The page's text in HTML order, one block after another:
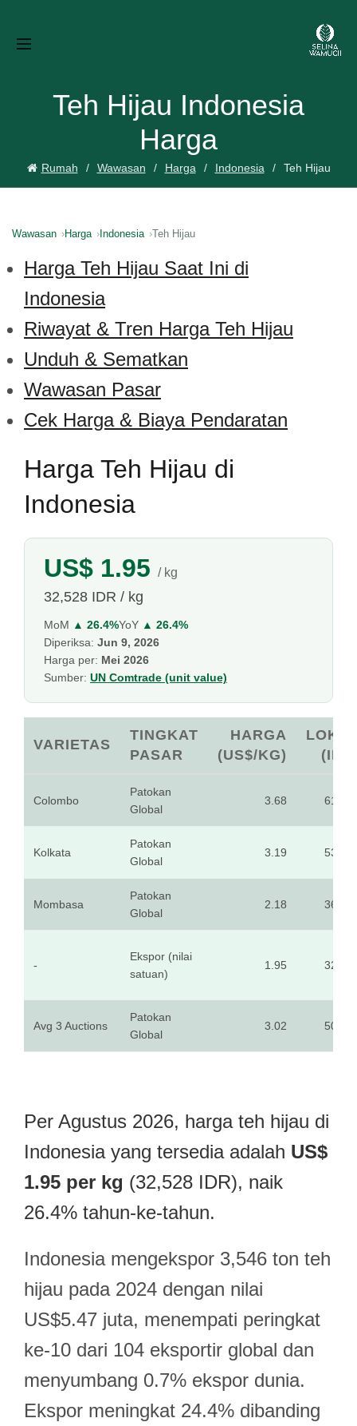
Teh Hijau Indonesia
Harga
Rumah Wawasan Harga Indonesia Teh Hijau
Wawasan Harga Indonesia Teh Hijau
Harga Teh Hijau Saat Ini di
Indonesia
Riwayat & Tren Harga Teh Hijau
Unduh & Sematkan
Wawasan Pasar
Cek Harga & Biaya Pendaratan
Harga Teh Hijau di
Indonesia
US$ 1.95 / kg
32,528 IDR / kg
MoM ▲ 26.4%YoY ▲ 26.4%
Diperiksa: Jun 9, 2026
Harga per: Mei 2026
Sumber: UN Comtrade (unit value)
VARIETAS
TINGKAT
PASAR
HARGA
(US$/KG)
Colombo
Patokan
Global
3.68
Kolkata
Patokan
Global
3.19
Mombasa
Patokan
Global
2.18
-
Ekspor (nilai
satuan)
1.95
Avg 3 Auctions
Patokan
Global
3.02
Per Agustus 2026, harga teh hijau di
Indonesia yang tersedia adalah US$
1.95 per kg (32,528 IDR), naik
26.4% tahun-ke-tahun.
Indonesia mengekspor 3,546 ton teh
hijau pada 2024 dengan nilai
US$5.47 juta, menempati peringkat
ke-10 dari 104 eksportir global dan
menyumbang 0.7% ekspor dunia.
Ekspor meningkat 24.4% dibanding